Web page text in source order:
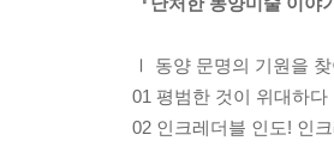
Ⅰ 동양 문명의 기원을
01 평범한 것이 위대하다
02 인크레더블 인도! 인